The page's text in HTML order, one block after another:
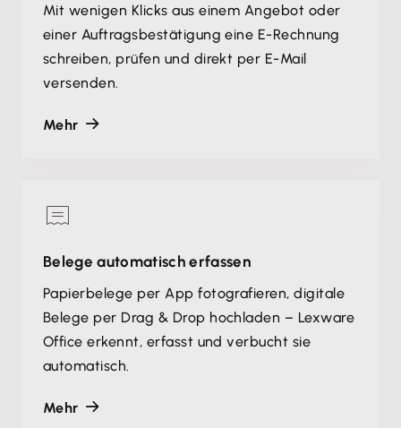
Mit wenigen Klicks aus einem Angebot oder
einer Auftragsbestätigung eine E-Rechnung
schreiben, prüfen und direkt per E-Mail
versenden.
Mehr
Belege automatisch erfassen
Papierbelege per App fotografieren, digitale
Belege per Drag & Drop hochladen – Lexware
Office erkennt, erfasst und verbucht sie
automatisch.
Mehr